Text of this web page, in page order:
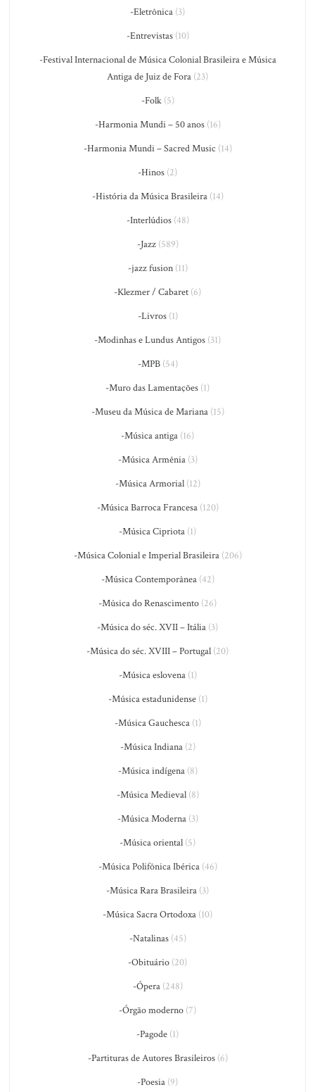
-Eletrônica (3)
-Entrevistas(10)
-Festival Internacional de Música Colonial Brasileira e Música
Antiga de Juiz de Fora (23)
-Folk(5)
-Harmonia Mundi – 50 anos(16)
-Harmonia Mundi – Sacred Music (14)
-Hinos (2)
-História da Música Brasileira(14)
-Interlúdios(48)
-Jazz(589)
-jazz fusion(11)
-Klezmer / Cabaret (6)
-Livros(1)
-Modinhas e Lundus Antigos (31)
-MPB(54)
-Muro das Lamentações (1)
-Museu da Música de Mariana(15)
-Música antiga (16)
-Música Armênia(3)
-Música Armorial(12)
-Música Barroca Francesa(120)
-Música Cipriota (1)
-Música Colonial e Imperial Brasileira(206)
-Música Contemporânea(42)
-Música do Renascimento (26)
-Música do séc. XVII – Itália (3)
-Música do séc. XVIII – Portugal (20)
-Música eslovena(1)
-Música estadunidense(1)
-Música Gauchesca(1)
-Música Indiana(2)
-Música indígena(8)
-Música Medieval(8)
-Música Moderna(3)
-Música oriental (5)
-Música Polifônica Ibérica(46)
-Música Rara Brasileira (3)
-Música Sacra Ortodoxa (10)
-Natalinas(45)
-Obituário (20)
-Ópera(248)
-Órgão moderno (7)
-Pagode (1)
-Partituras de Autores Brasileiros(6)
-Poesia (9)